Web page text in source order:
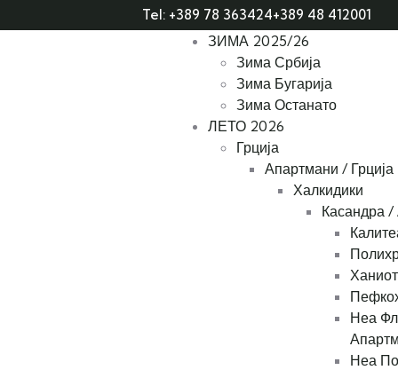
Tel: +389 78 363424+389 48 412001
ЗИМА 2025/26
Зима Србија
Зима Бугарија
Зима Останато
ЛЕТО 2026
Грција
Апартмани / Грција
Халкидики
Касандра
Неа
Неа